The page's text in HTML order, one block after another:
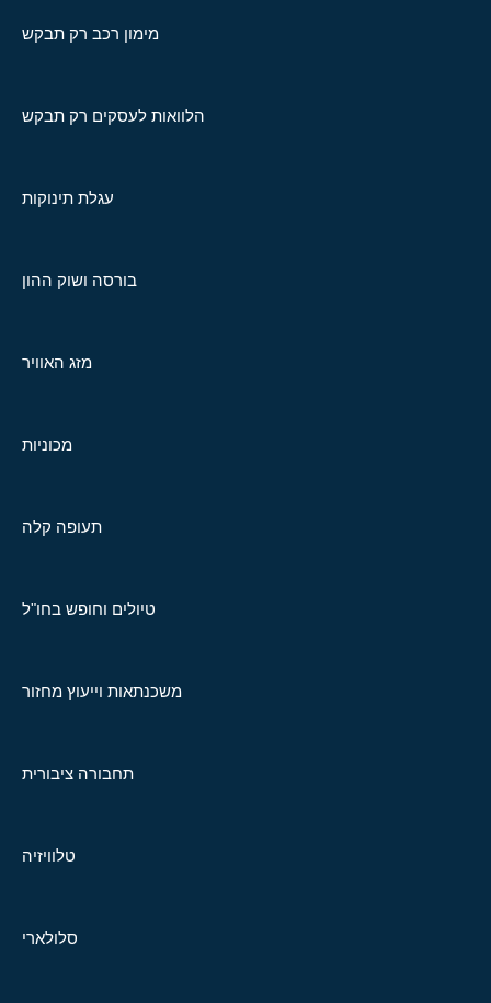
מימון רכב רק תבקש
הלוואות לעסקים רק תבקש
עגלת תינוקות
בורסה ושוק ההון
מזג האוויר
מכוניות
תעופה קלה
טיולים וחופש בחו"ל
משכנתאות וייעוץ מחזור
תחבורה ציבורית
טלוויזיה
סלולארי